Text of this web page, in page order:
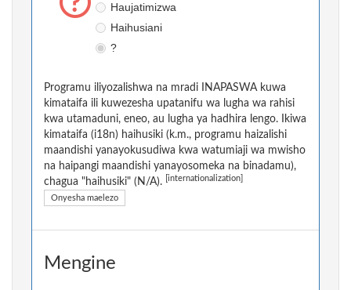
Haujatimizwa
Haihusiani
?
Programu iliyozalishwa na mradi INAPASWA kuwa
kimataifa ili kuwezesha upatanifu wa lugha wa rahisi
kwa utamaduni, eneo, au lugha ya hadhira lengo. Ikiwa
kimataifa (i18n) haihusiki (k.m., programu haizalishi
maandishi yanayokusudiwa kwa watumiaji wa mwisho
na haipangi maandishi yanayosomeka na binadamu),
chagua "haihusiki" (N/A).
[internationalization]
Onyesha maelezo
Mengine